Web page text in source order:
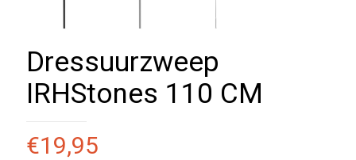
Dressuurzweep
IRHStones 110 CM
€19,95